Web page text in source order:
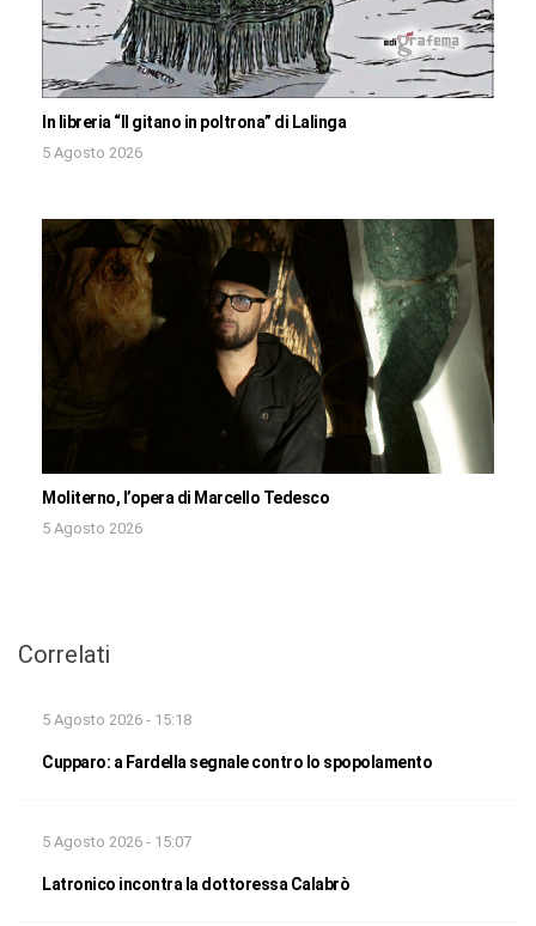
In libreria “Il gitano in poltrona” di Lalinga
5 Agosto 2026
Moliterno, l’opera di Marcello Tedesco
5 Agosto 2026
Correlati
5 Agosto 2026 - 15:18
Cupparo: a Fardella segnale contro lo spopolamento
5 Agosto 2026 - 15:07
Latronico incontra la dottoressa Calabrò